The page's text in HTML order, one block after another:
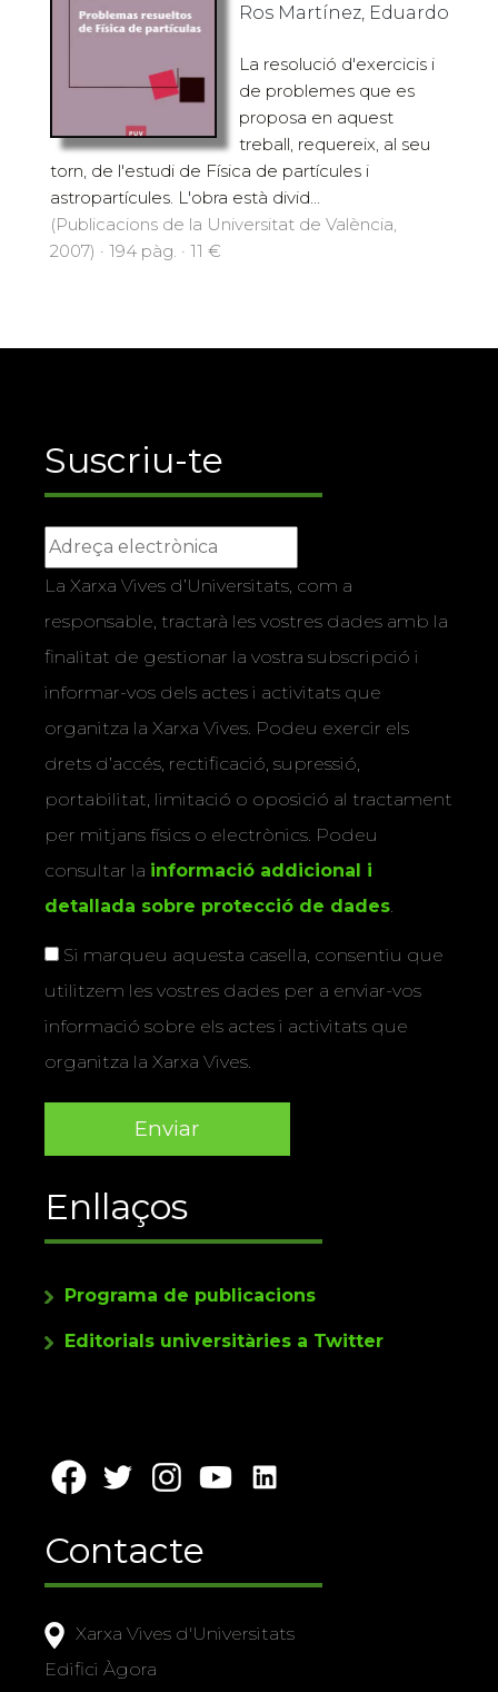
Ros Martínez, Eduardo
La resolució d'exercicis i
de problemes que es
proposa en aquest
treball, requereix, al seu
torn, de l'estudi de Física de partícules i
astropartícules. L'obra està divid...
(Publicacions de la Universitat de València,
2007) · 194 pàg. · 11 €
Suscriu-te
La Xarxa Vives d’Universitats, com a
responsable, tractarà les vostres dades amb la
finalitat de gestionar la vostra subscripció i
informar-vos dels actes i activitats que
organitza la Xarxa Vives. Podeu exercir els
drets d’accés, rectificació, supressió,
portabilitat, limitació o oposició al tractament
per mitjans físics o electrònics. Podeu
consultar la informació addicional i
detallada sobre protecció de dades
Si marqueu aquesta casella, consentiu que
utilitzem les vostres dades per a enviar-vos
informació sobre els actes i activitats que
organitza la Xarxa Vives.
Enllaços
Programa de publicacions
Editorials universitàries a Twitter
Contacte
Xarxa Vives d'Universitats
Edifici Àgora